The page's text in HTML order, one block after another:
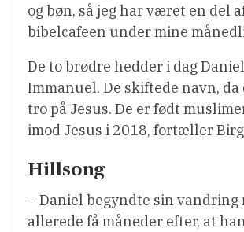
og bøn, så jeg har været en del
bibelcafeen under mine
De to brødre hedder i dag
Immanuel. De skiftede navn, da
tro på Jesus. De er født
imod Jesus i 2018, fortæller
Hillsong
– Daniel begyndte sin vandring
allerede få måneder efter, at